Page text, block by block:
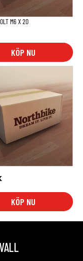
M6 X 20
KÖP NU
KÖP NU